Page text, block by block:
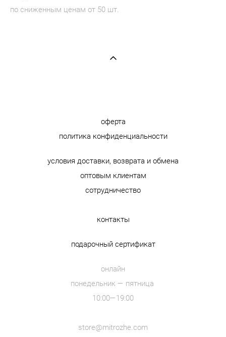
по сниженным ценам от 50 шт.
оферта
политика конфиденциальности
условия доставки, возврата и обмена
оптовым клиентам
сотрудничество
контакты
подарочный сертификат
онлайн
понедельник — пятница
10:00—19:00
store@mitrozhe.com